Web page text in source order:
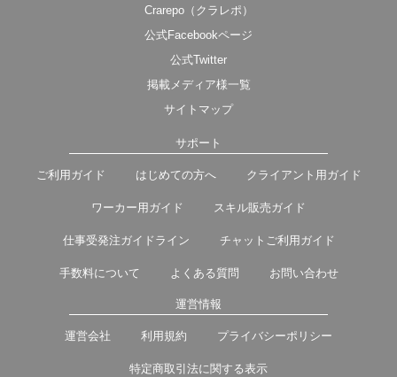
Crarepo（クラレポ）
公式Facebookページ
公式Twitter
掲載メディア様一覧
サイトマップ
サポート
ご利用ガイド はじめての方へ クライアント用ガイド
ワーカー用ガイド スキル販売ガイド
仕事受発注ガイドライン チャットご利用ガイド
手数料について よくある質問 お問い合わせ
運営情報
運営会社 利用規約 プライバシーポリシー
特定商取引法に関する表示